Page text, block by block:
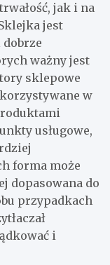
jak i na
jest
ważny jest
sklepowe
w
usługowe,
forma może
dopasowana do
przypadkach
i